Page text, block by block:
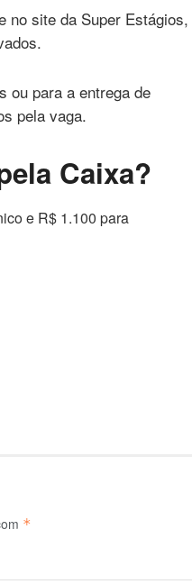
no site da Super Estágios,
ou para a entrega de
pela vaga.
Caixa?
e R$ 1.100 para
*